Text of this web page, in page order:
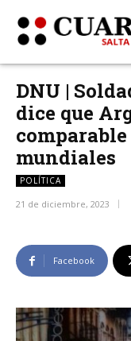
DNU |
dice que
mundiales
POLÍTICA
21 de diciembre, 2023
Facebook